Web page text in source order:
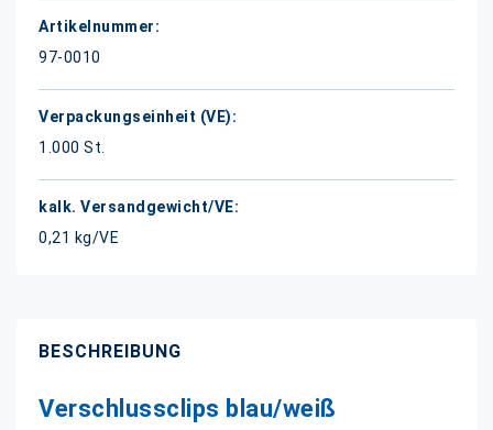
97-0010
1.000 St.
0,21 kg/VE
BESCHREIBUNG
Verschlussclips blau/weiß